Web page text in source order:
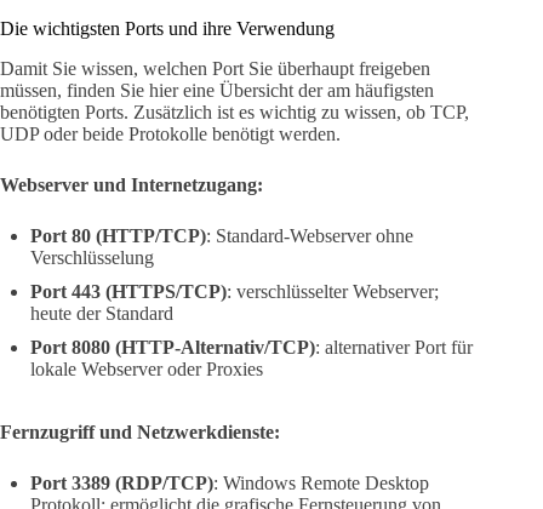
Die wichtigsten Ports und ihre Verwendung
Damit Sie wissen, welchen Port Sie überhaupt freigeben
müssen, finden Sie hier eine Übersicht der am häufigsten
benötigten Ports. Zusätzlich ist es wichtig zu wissen, ob TCP,
UDP oder beide Protokolle benötigt werden.
Webserver und Internetzugang:
Port 80 (HTTP/TCP): Standard-Webserver ohne
Verschlüsselung
Port 443 (HTTPS/TCP): verschlüsselter Webserver;
heute der Standard
Port 8080 (HTTP-Alternativ/TCP): alternativer Port für
lokale Webserver oder Proxies
Fernzugriff und Netzwerkdienste:
Port 3389 (RDP/TCP): Windows Remote Desktop
Protokoll; ermöglicht die grafische Fernsteuerung von